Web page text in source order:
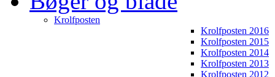
Krolfposten
Krolfposten 2016
Krolfposten 2015
Krolfposten 2014
Krolfposten 2013
Krolfposten 2012